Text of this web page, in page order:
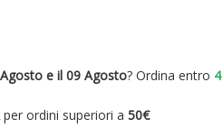
e il 09 Agosto? Ordina entro 4
per ordini superiori a50€